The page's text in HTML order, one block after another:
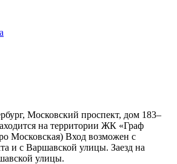
Московский проспект, дом 183–
на территории ЖК «Граф
Московская) Вход возможен с
и с Варшавской улицы. Заезд на
улицы.